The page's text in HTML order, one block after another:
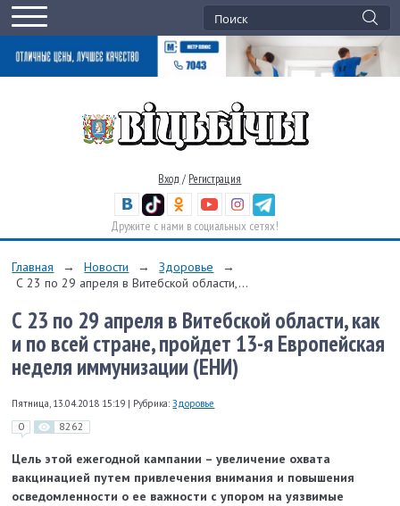
Вход / Регистрация
Дружите с нами в социальных сетях!
Главная → Новости → Здоровье
→
С 23 по 29 апреля в Витебской области,...
С 23 по 29 апреля в Витебской области, как
и по всей стране, пройдет 13-я Европейская
неделя иммунизации (ЕНИ)
Пятница, 13.04.2018 15:19 | Рубрика: Здоровье
0 8262
Цель этой ежегодной кампании – увеличение охвата
вакцинацией путем привлечения внимания и повышения
осведомленности о ее важности с упором на уязвимые